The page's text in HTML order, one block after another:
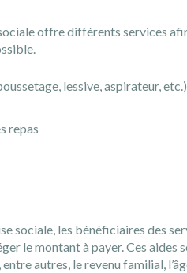
offre différents services
lessive, aspirateur, etc.)
repas
sociale, les bénéficiaires des
le montant à payer. Ces aides
autres, le revenu familial,